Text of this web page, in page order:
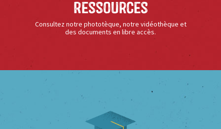
Ressources
Consultez notre phototèque, notre vidéothèque et
des documents en libre accès.